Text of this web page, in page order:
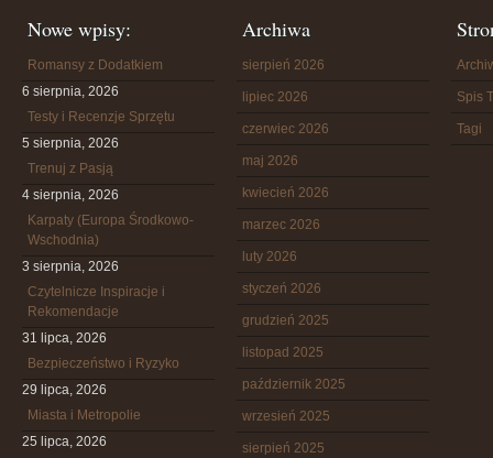
Nowe wpisy:
Romansy z Dodatkiem
6 sierpnia, 2026
Testy i Recenzje Sprzętu
5 sierpnia, 2026
Trenuj z Pasją
4 sierpnia, 2026
Karpaty (Europa Środkowo-
Wschodnia)
3 sierpnia, 2026
Czytelnicze Inspiracje i
Rekomendacje
31 lipca, 2026
Bezpieczeństwo i Ryzyko
29 lipca, 2026
Miasta i Metropolie
25 lipca, 2026
Archiwa
sierpień 2026
lipiec 2026
czerwiec 2026
maj 2026
kwiecień 2026
marzec 2026
luty 2026
styczeń 2026
grudzień 2025
listopad 2025
październik 2025
wrzesień 2025
sierpień 2025
Spis
Tagi